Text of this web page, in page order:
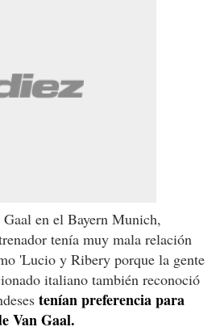
en el Bayern Munich,
tenía muy mala relación
'Lucio y Ribery porque la gente
italiano también reconoció
tenían preferencia para
Van Gaal.